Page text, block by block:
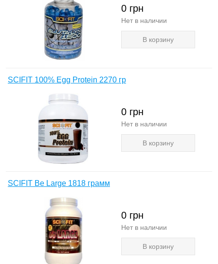
0 грн
Нет в наличии
В корзину
SCIFIT 100% Egg Protein 2270 гр
0 грн
Нет в наличии
В корзину
SCIFIT Be Large 1818 грамм
0 грн
Нет в наличии
В корзину